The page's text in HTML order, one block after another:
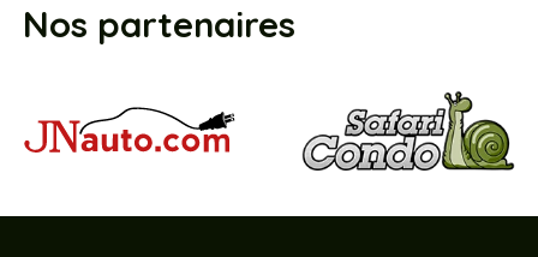
Nos partenaires